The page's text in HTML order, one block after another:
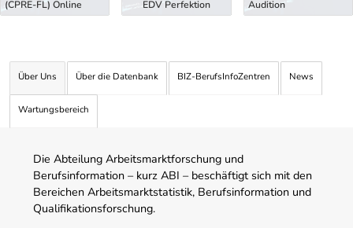
(CPRE-FL) Online
EDV Perfektion
Audition
Über Uns Über die Datenbank BIZ-BerufsInfoZentren News
Wartungsbereich
Die Abteilung Arbeitsmarktforschung und
Berufsinformation – kurz ABI – beschäftigt sich mit den
Bereichen Arbeitsmarktstatistik, Berufsinformation und
Qualifikationsforschung.